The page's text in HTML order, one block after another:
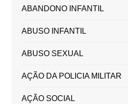
ABANDONO INFANTIL
ABUSO INFANTIL
ABUSO SEXUAL
AÇÃO DA POLICIA MILITAR
AÇÃO SOCIAL